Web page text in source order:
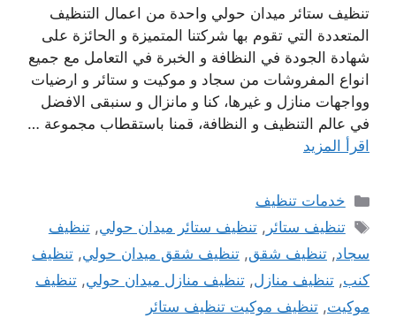
تنظيف ستائر ميدان حولي واحدة من اعمال التنظيف
المتعددة التي تقوم بها شركتنا المتميزة و الحائزة على
شهادة الجودة في النظافة و الخبرة في التعامل مع جميع
انواع المفروشات من سجاد و موكيت و ستائر و ارضيات
وواجهات منازل و غيرها، كنا و مانزال و سنبقى الافضل
في عالم التنظيف و النظافة، قمنا باستقطاب مجموعة …
اقرأ المزيد
التصنيفات
خدمات تنظيف
الوسوم
تنظيف ستائر ,تنظيف ستائر ميدان حولي,تنظيف
سجاد, تنظيف شقق, تنظيف شقق ميدان حولي, تنظيف
كنب, تنظيف منازل, تنظيف منازل ميدان حولي, تنظيف
موكيت, تنظيف موكيت تنظيف ستائر